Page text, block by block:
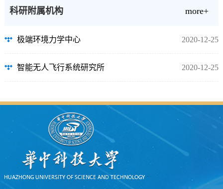
科研附属机构 more+
极端环境力学中心 2020-12-25
智能无人飞行系统研究所 2020-12-25